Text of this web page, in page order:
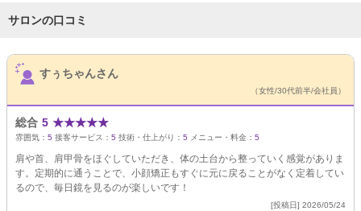
サロンの口コミ
サロンPick Up
すぅちゃんさん
（女性/30代前半/会社員）
総合 5 ★★★★★
雰囲気： 5 接客サービス： 5 技術・仕上がり： 5 メニュー・料金： 5
肩や首、肩甲骨をほぐしていただき、体の土台から整っていく感覚がありま
す。定期的に通うことで、小顔矯正もすぐに元に戻ることがなく定着してい
るので、毎日鏡を見るのが楽しいです！
[投稿日] 2026/05/24